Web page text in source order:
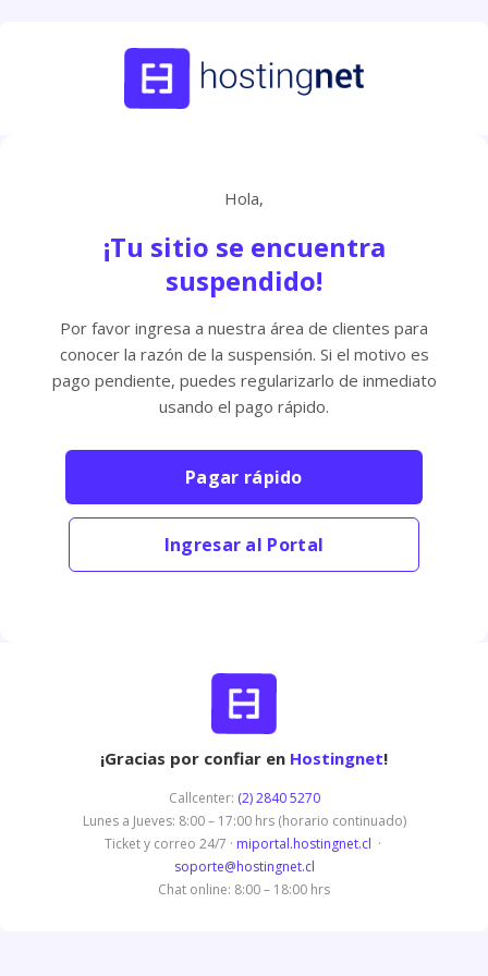
Hola,
¡Tu sitio se encuentra
suspendido!
Por favor ingresa a nuestra área de clientes para
conocer la razón de la suspensión. Si el motivo es
pago pendiente, puedes regularizarlo de inmediato
usando el pago rápido.
Pagar rápido
Ingresar al Portal
¡Gracias por confiar en Hostingnet!
Callcenter: (2) 2840 5270
Lunes a Jueves: 8:00 – 17:00 hrs (horario continuado)
Ticket y correo 24/7 · miportal.hostingnet.cl ·
soporte@hostingnet.cl
Chat online: 8:00 – 18:00 hrs